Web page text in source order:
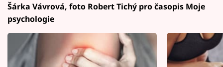
Šárka Vávrová, foto Robert Tichý pro časopis Moje
psychologie